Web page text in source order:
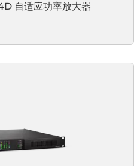
自适应功率放大器